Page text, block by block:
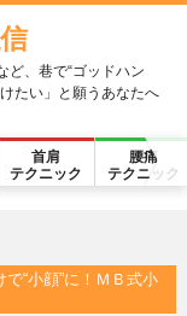
ど、巷で“ゴッドハン
たい」と願うあなたへ
首肩
テクニック
腰痛
テクニック
“小顔”に！ＭＢ式小